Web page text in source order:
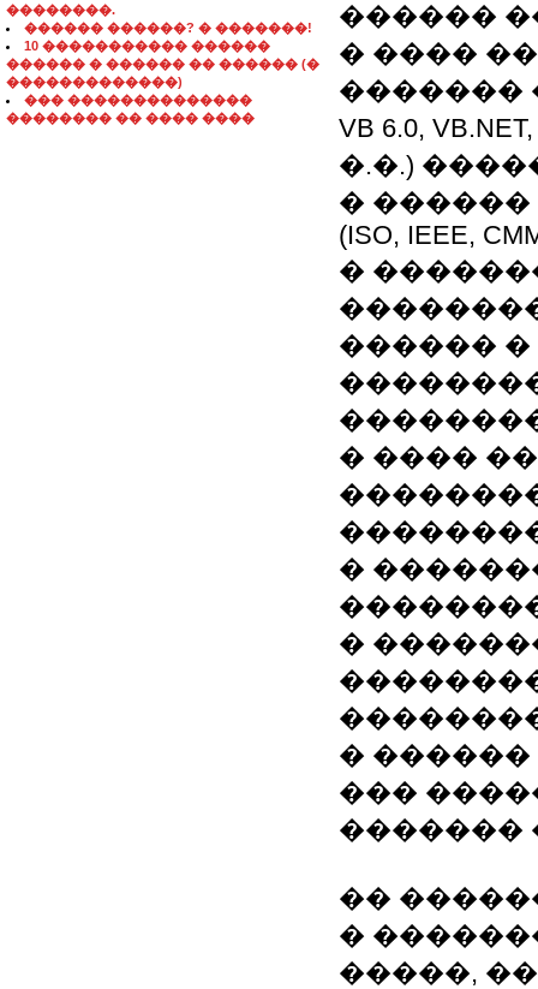
��������.
������ ������? � �������!
10 ����������� ������
������ � ������ �� ������ (�
�������������)
��� ��������������
�������� �� ���� ����
������
� ����
�������
VB 6.0,
�.�.)
�
(ISO, IEEE,
�
������
� ����
�
�
�
���
�������
��
�
�����,